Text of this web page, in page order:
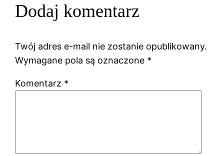
Dodaj komentarz
Twój adres e-mail nie zostanie opublikowany.
Wymagane pola są oznaczone *
Komentarz *